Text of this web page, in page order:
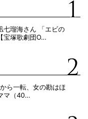
七瑠海さん 「エビの
宝塚歌劇団O…
ら一転、女の勘はほ
マ（40…